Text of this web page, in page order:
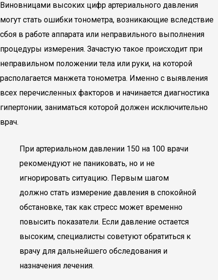
Виновницами высоких цифр артериального давления
могут стать ошибки тонометра, возникающие вследствие
сбоя в работе аппарата или неправильного выполнения
процедуры измерения. Зачастую такое происходит при
неправильном положении тела или руки, на которой
располагается манжета тонометра. Именно с выявления
всех перечисленных факторов и начинается диагностика
гипертонии, заниматься которой должен исключительно
врач.
При артериальном давлении 150 на 100 врачи
рекомендуют не паниковать, но и не
игнорировать ситуацию. Первым шагом
должно стать измерение давления в спокойной
обстановке, так как стресс может временно
повысить показатели. Если давление остается
высоким, специалисты советуют обратиться к
врачу для дальнейшего обследования и
назначения лечения.